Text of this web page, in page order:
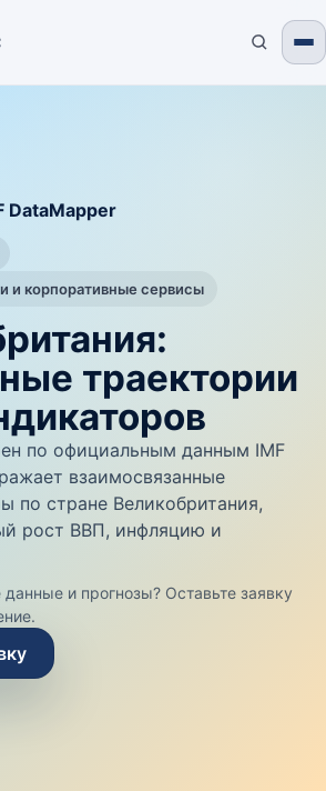
DataMapper
и корпоративные сервисы
траектории
по официальным данным IMF
взаимосвязанные
по стране Великобритания,
рост ВВП, инфляцию и
и прогнозы? Оставьте заявку